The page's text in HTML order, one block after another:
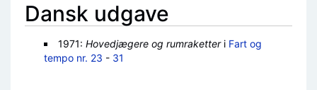
Dansk udgave
1971: Hovedjægere og rumraketteri Fart og
tempo nr. 23 - 31